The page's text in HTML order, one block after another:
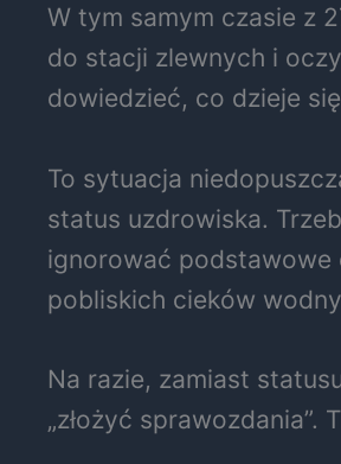
W tym samym czasie z
do stacji zlewnych i
dowiedzieć, co dzieje
To sytuacja
status uzdrowiska.
ignorować podstawowe
pobliskich cieków
Na razie, zamiast
„złożyć